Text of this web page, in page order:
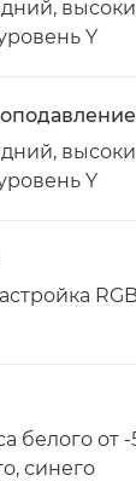
Y
Y
белого от -
синего